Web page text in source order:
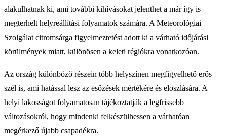
alakulhatnak ki, ami további kihívásokat jelenthet a már így is
megterhelt helyreállítási folyamatok számára. A Meteorológiai
Szolgálat citromsárga figyelmeztetést adott ki a várható időjárási
körülmények miatt, különösen a keleti régiókra vonatkozóan.
Az ország különböző részein több helyszínen megfigyelhető erős
szél is, ami hatással lesz az esőzések mértékére és eloszlására. A
helyi lakosságot folyamatosan tájékoztatják a legfrissebb
változásokról, hogy mindenki felkészülhessen a várhatóan
megérkező újabb csapadékra.